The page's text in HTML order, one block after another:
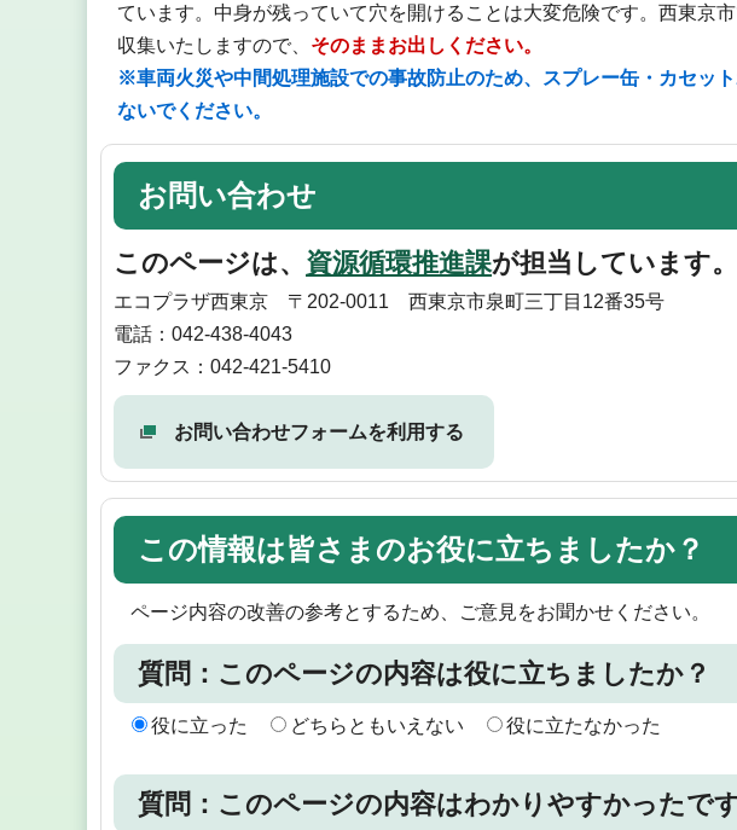
ています。中身が残っていて穴を開けることは大変危険です。西東京
収集いたしますので、 そのままお出しください。
※車両火災や中間処理施設での事故防止のため、スプレー缶・カセッ
ないでください。
お問い合わせ
このページは、 資源循環推進課が担当しています。
エコプラザ西東京 〒202-0011 西東京市泉町三丁目12番35号
電話：042-438-4043
ファクス：042-421-5410
お問い合わせフォームを利用する
この情報は皆さまのお役に立ちましたか？
ページ内容の改善の参考とするため、ご意見をお聞かせください。
質問：このページの内容は役に立ちましたか？
役に立った どちらともいえない 役に立たなかった
質問：このページの内容はわかりやすかったで